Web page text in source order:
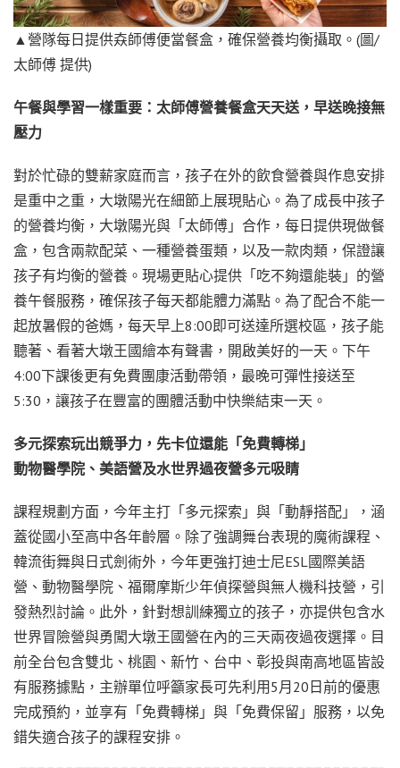
▲營隊每日提供𡘙師傅便當餐盒，確保營養均衡攝取。(圖/
太師傅 提供)
午餐與學習一樣重要：太師傅營養餐盒天天送，早送晚接無
壓力
對於忙碌的雙薪家庭而言，孩子在外的飲食營養與作息安排
是重中之重，大墩陽光在細節上展現貼心。為了成長中孩子
的營養均衡，大墩陽光與「太師傅」合作，每日提供現做餐
盒，包含兩款配菜、一種營養蛋類，以及一款肉類，保證讓
孩子有均衡的營養。現場更貼心提供「吃不夠還能裝」的營
養午餐服務，確保孩子每天都能體力滿點。為了配合不能一
起放暑假的爸媽，每天早上8:00即可送達所選校區，孩子能
聽著、看著大墩王國繪本有聲書，開啟美好的一天。下午
4:00下課後更有免費團康活動帶領，最晚可彈性接送至
5:30，讓孩子在豐富的團體活動中快樂結束一天。
多元探索玩出競爭力，先卡位還能「免費轉梯」
動物醫學院、美語營及水世界過夜營多元吸睛
課程規劃方面，今年主打「多元探索」與「動靜搭配」，涵
蓋從國小至高中各年齡層。除了強調舞台表現的魔術課程、
韓流街舞與日式劍術外，今年更強打迪士尼ESL國際美語
營、動物醫學院、福爾摩斯少年偵探營與無人機科技營，引
發熱烈討論。此外，針對想訓練獨立的孩子，亦提供包含水
世界冒險營與勇闖大墩王國營在內的三天兩夜過夜選擇。目
前全台包含雙北、桃園、新竹、台中、彰投與南高地區皆設
有服務據點，主辦單位呼籲家長可先利用5月20日前的優惠
完成預約，並享有「免費轉梯」與「免費保留」服務，以免
錯失適合孩子的課程安排。